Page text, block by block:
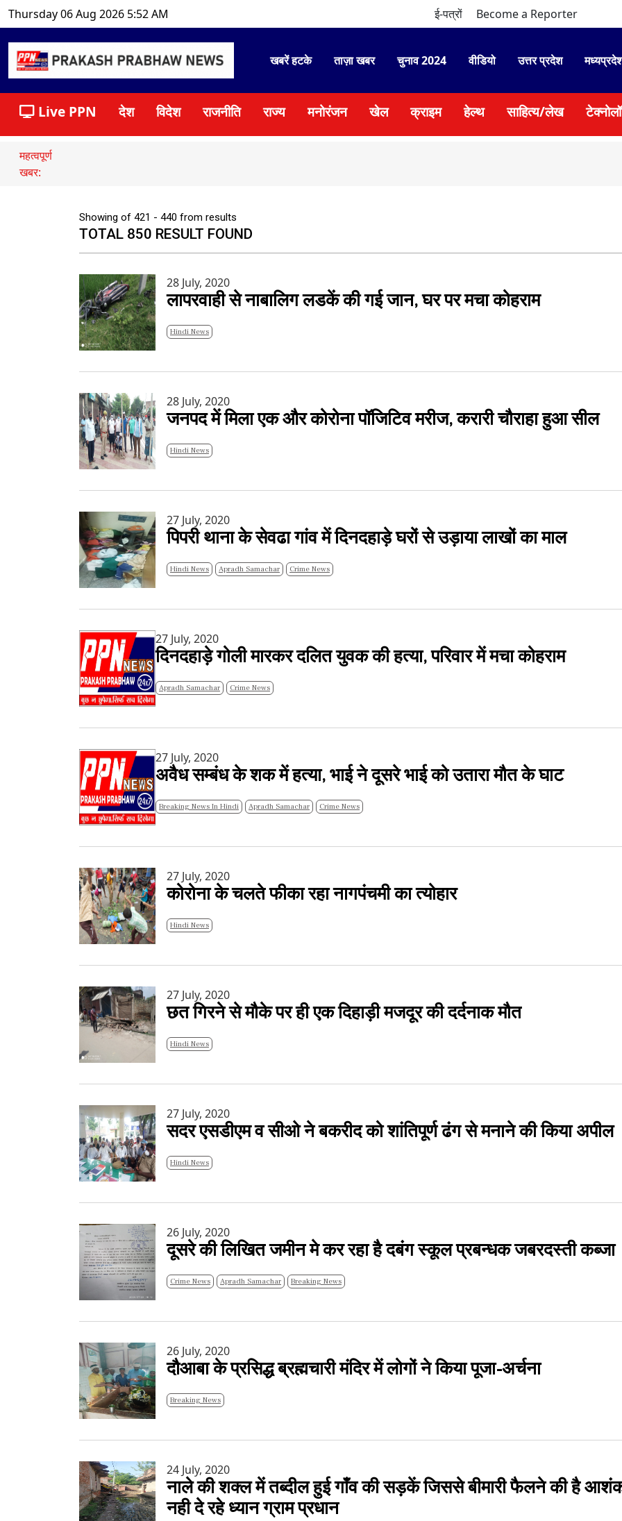
Thursday 06 Aug 2026 5:52 AM ई-पत्रों Become a Reporter
खबरें हटके ताज़ा खबर चुनाव 2024 वीडियो उत्तर प्रदेश
Live PPN देश विदेश राजनीति राज्य मनोरंजन खेल क्राइम हेल्थ साहित्य/लेख
महत्वपूर्ण
खबर:
Showing of 421 - 440 from results
TOTAL 850 RESULT FOUND
28 July, 2020
लापरवाही से नाबालिग लडकें की गई जान, घर पर मचा कोहराम
Hindi News
28 July, 2020
जनपद में मिला एक और कोरोना पॉजिटिव मरीज, करारी चौराहा हुआ सील
Hindi News
27 July, 2020
पिपरी थाना के सेवढा गांव में दिनदहाड़े घरों से उड़ाया लाखों का माल
Hindi News Apradh Samachar Crime News
27 July, 2020
दिनदहाड़े गोली मारकर दलित युवक की हत्या, परिवार में मचा कोहराम
Apradh Samachar Crime News
27 July, 2020
अवैध सम्बंध के शक में हत्या, भाई ने दूसरे भाई को उतारा मौत के घाट
Breaking News In Hindi Apradh Samachar Crime News
27 July, 2020
कोरोना के चलते फीका रहा नागपंचमी का त्योहार
Hindi News
27 July, 2020
छत गिरने से मौके पर ही एक दिहाड़ी मजदूर की दर्दनाक मौत
Hindi News
27 July, 2020
सदर एसडीएम व सीओ ने बकरीद को शांतिपूर्ण ढंग से मनाने की किया अपील
Hindi News
26 July, 2020
दूसरे की लिखित जमीन मे कर रहा है दबंग स्कूल प्रबन्धक जबरदस्ती कब्जा
Crime News Apradh Samachar Breaking News
26 July, 2020
दौआबा के प्रसिद्ध ब्रह्मचारी मंदिर में लोगों ने किया पूजा-अर्चना
Breaking News
24 July, 2020
नाले की शक्ल में तब्दील हुई गाँव की सड़कें जिससे बीमारी फैलने की है
नही दे रहे ध्यान ग्राम प्रधान